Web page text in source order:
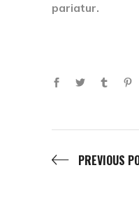
pariatur.
PREVIOUS